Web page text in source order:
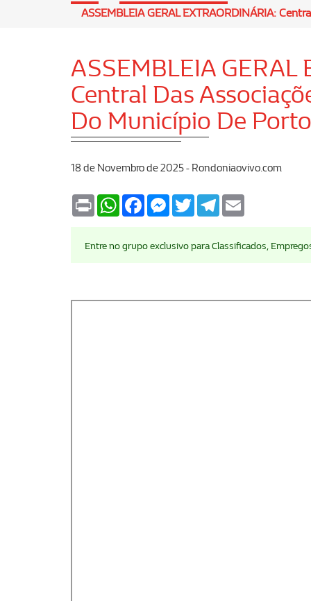
ASSEMBLEIA GERAL EXTRAORDINÁRIA:
ASSEMBLEIA GERAL
Central Das
Do Município De
18 de Novembro de 2025 - Rondoniaovivo.com
Print WhatsAppFacebookMessenger
TwitterTelegram
Entre no grupo exclusivo para Classificados,